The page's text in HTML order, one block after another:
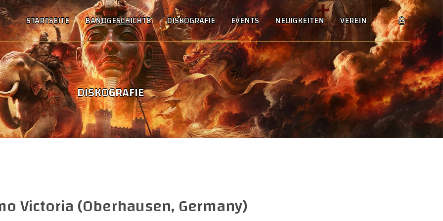
STARTSEITE BANDGESCHICHTE DISKOGRAFIE EVENTS NEUIGKEITEN VEREIN
DISKOGRAFIE
Victoria (Oberhausen, Germany)